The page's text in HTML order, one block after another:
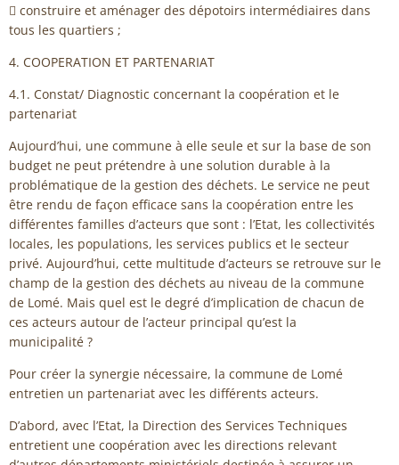
 construire et aménager des dépotoirs intermédiaires dans
tous les quartiers ;
4. COOPERATION ET PARTENARIAT
4.1. Constat/ Diagnostic concernant la coopération et le
partenariat
Aujourd’hui, une commune à elle seule et sur la base de son
budget ne peut prétendre à une solution durable à la
problématique de la gestion des déchets. Le service ne peut
être rendu de façon efficace sans la coopération entre les
différentes familles d’acteurs que sont : l’Etat, les collectivités
locales, les populations, les services publics et le secteur
privé. Aujourd’hui, cette multitude d’acteurs se retrouve sur le
champ de la gestion des déchets au niveau de la commune
de Lomé. Mais quel est le degré d’implication de chacun de
ces acteurs autour de l’acteur principal qu’est la
municipalité ?
Pour créer la synergie nécessaire, la commune de Lomé
entretien un partenariat avec les différents acteurs.
D’abord, avec l’Etat, la Direction des Services Techniques
entretient une coopération avec les directions relevant